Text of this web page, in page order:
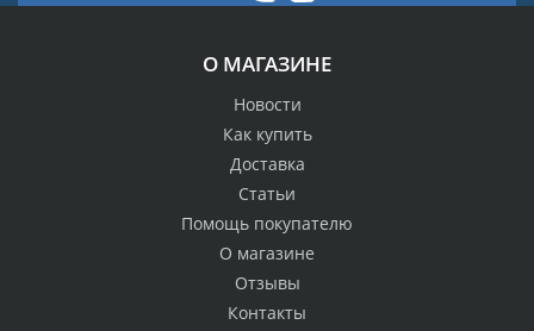
О МАГАЗИНЕ
Новости
Как купить
Доставка
Статьи
Помощь покупателю
О магазине
Отзывы
Контакты